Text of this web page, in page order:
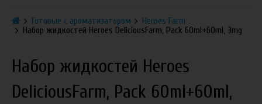
Готовые с ароматизатором
Heroes Farm
Набор жидкостей Heroes DeliciousFarm, Pack 60ml+60ml, 3mg
Набор жидкостей Heroes
DeliciousFarm, Pack 60ml+60ml,